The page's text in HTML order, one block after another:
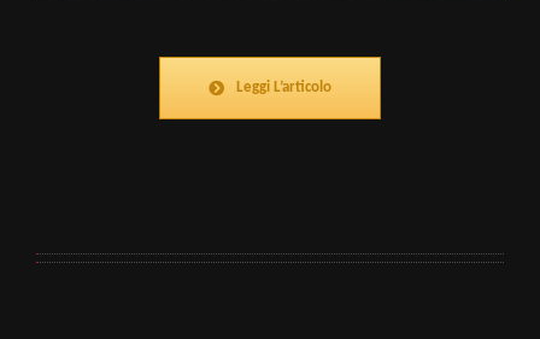
Leggi L’articolo